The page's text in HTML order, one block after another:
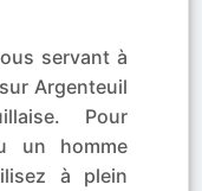
servant à
Argenteuil
Pour
un homme
à plein